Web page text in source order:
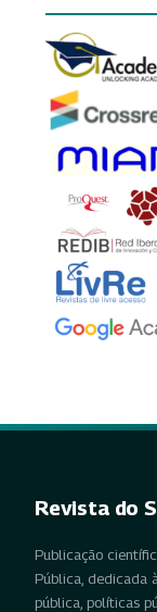
Revista do
Publicação
Pública, dedicada
pública, políticas